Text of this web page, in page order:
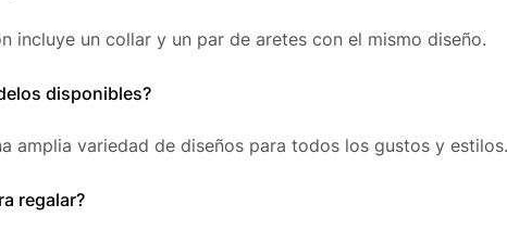
incluye un collar y un par de aretes con el mismo diseño.
disponibles?
amplia variedad de diseños para todos los gustos y estilos.
regalar?